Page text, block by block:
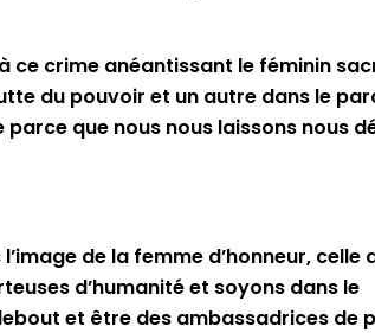
ce crime anéantissant le féminin
du pouvoir et un autre dans le
que nous nous laissons nous
de la femme d’honneur, celle
d’humanité et soyons dans le
et être des ambassadrices de